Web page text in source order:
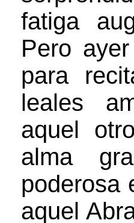
fatiga
Pero
para
leales
aquel
alma
poderosa
aquel